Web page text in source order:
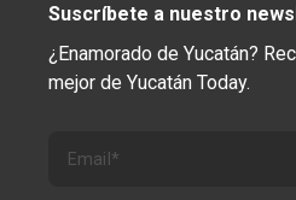
Suscríbete a nuestro
¿Enamorado de Yucatán?
mejor de Yucatán Today.